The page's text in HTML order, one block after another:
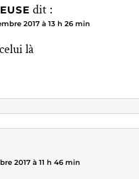
dit :
2017 à 13 h 26 min
là
2017 à 11 h 46 min